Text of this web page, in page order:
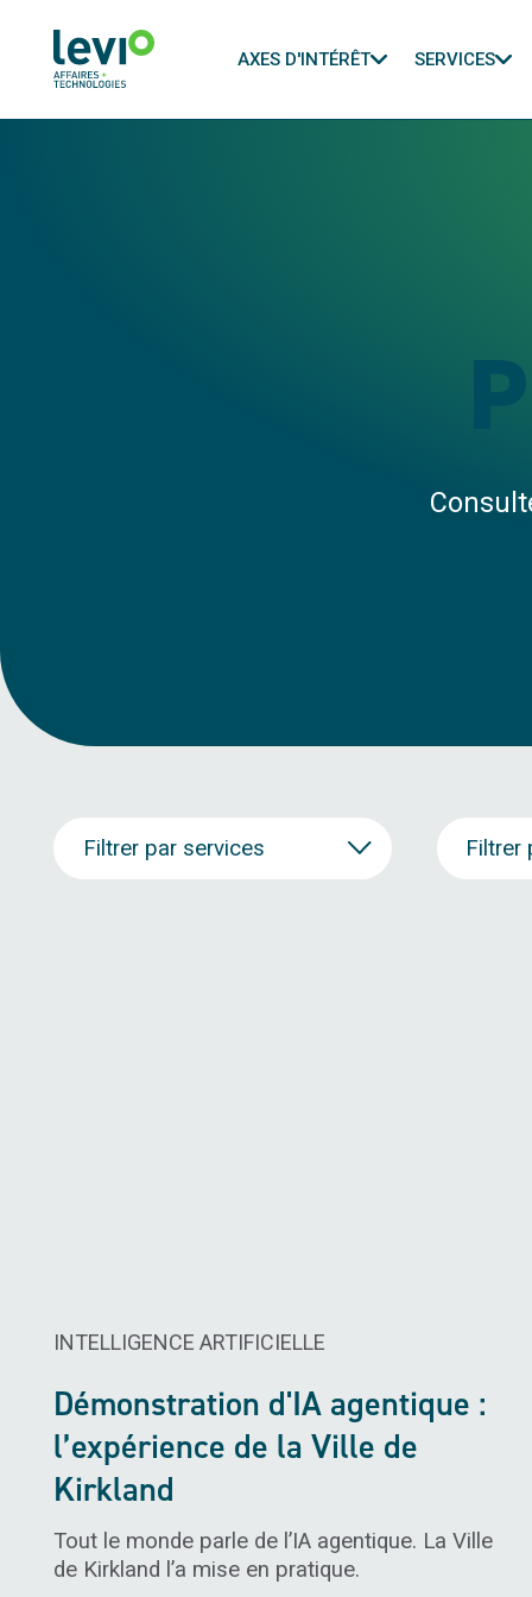
AXES D'INTÉRÊT SERVICES
Filtrer par services Filtrer
INTELLIGENCE ARTIFICIELLE ​
Démonstration d'IA agentique :
l’expérience de la Ville de
Kirkland
Tout le monde parle de l’IA agentique. La Ville
de Kirkland l’a mise en pratique.